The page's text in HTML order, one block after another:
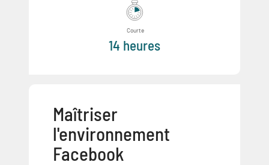
Courte
14 heures
Maîtriser
l'environnement
Facebook